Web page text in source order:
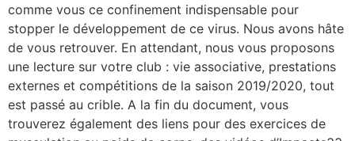
comme vous ce confinement indispensable pour
stopper le développement de ce virus. Nous avons hâte
de vous retrouver. En attendant, nous vous proposons
une lecture sur votre club : vie associative, prestations
externes et compétitions de la saison 2019/2020, tout
est passé au crible. A la fin du document, vous
trouverez également des liens pour des exercices de